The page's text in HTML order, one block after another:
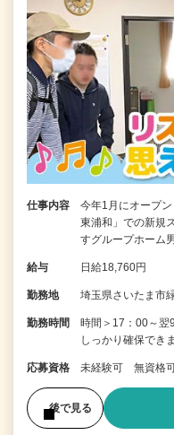
仕事内容
今年1月にオープ
東浦和」での新規
すグループホーム
給与 日給18,760円
勤務地 埼玉県さいたま市
勤務時間
時間＞17：00～
しっかり確保でき
応募資格 未経験可 無資格
後で見る